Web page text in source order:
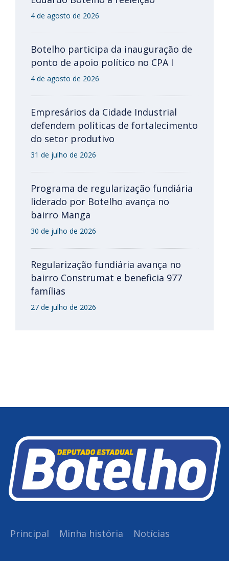
4 de agosto de 2026
Botelho participa da inauguração de
ponto de apoio político no CPA I
4 de agosto de 2026
Empresários da Cidade Industrial
defendem políticas de fortalecimento
do setor produtivo
31 de julho de 2026
Programa de regularização fundiária
liderado por Botelho avança no
bairro Manga
30 de julho de 2026
Regularização fundiária avança no
bairro Construmat e beneficia 977
famílias
27 de julho de 2026
Principal Minha história Notícias